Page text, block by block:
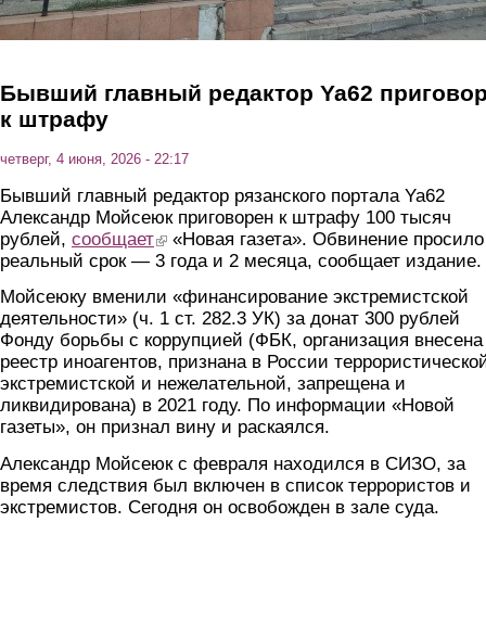
Бывший главный редактор Ya62
к штрафу
четверг, 4 июня, 2026 - 22:17
Бывший главный редактор рязанского портала Ya62
Александр Мойсеюк приговорен к штрафу 100 тысяч
рублей, сообщает(link is external)
«Новая газета». Обвинение просило
реальный срок — 3 года и 2 месяца, сообщает издание.
Мойсеюку вменили «финансирование экстремистской
деятельности» (ч. 1 ст. 282.3 УК) за донат 300 рублей
Фонду борьбы с коррупцией (ФБК, организация
реестр иноагентов, признана в России
экстремистской и нежелательной, запрещена и
ликвидирована) в 2021 году. По информации «Новой
газеты», он признал вину и раскаялся.
Александр Мойсеюк с февраля находился в СИЗО, за
время следствия был включен в список террористов и
экстремистов. Сегодня он освобожден в зале суда.